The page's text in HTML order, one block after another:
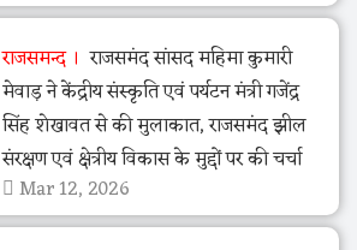
राजसमन्द
राजसमंद सांसद महिमा कुमारी
मेवाड़ ने केंद्रीय संस्कृति एवं पर्यटन मंत्री गजेंद्र
सिंह शेखावत से की मुलाकात, राजसमंद झील
संरक्षण एवं क्षेत्रीय विकास के मुद्दों पर की चर्चा
Mar 12, 2026